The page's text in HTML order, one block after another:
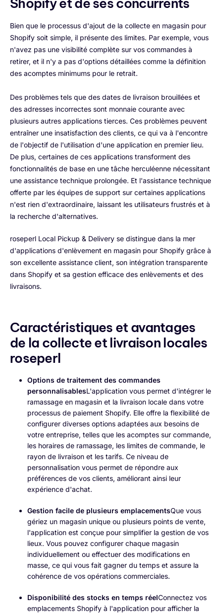
Bien que le processus d'ajout de la collecte en magasin pour
Shopify soit simple, il présente des limites. Par exemple, vous
n'avez pas une visibilité complète sur vos commandes à
retirer, et il n'y a pas d'options détaillées comme la définition
des acomptes minimums pour le retrait.
Des problèmes tels que des dates de livraison brouillées et
des adresses incorrectes sont monnaie courante avec
plusieurs autres applications tierces. Ces problèmes peuvent
entraîner une insatisfaction des clients, ce qui va à l'encontre
de l'objectif de l'utilisation d'une application en premier lieu.
De plus, certaines de ces applications transforment des
fonctionnalités de base en une tâche herculéenne nécessitant
une assistance technique prolongée. Et l'assistance technique
offerte par les équipes de support sur certaines applications
n'est rien d'extraordinaire, laissant les utilisateurs frustrés et à
la recherche d'alternatives.
roseperl Local Pickup & Delivery se distingue dans la mer
d'applications d'enlèvement en magasin pour Shopify grâce à
son excellente assistance client, son intégration transparente
dans Shopify et sa gestion efficace des enlèvements et des
livraisons.
Caractéristiques et avantages
de la collecte et livraison locales
roseperl
Options de traitement des commandes
personnalisablesL'application vous permet d'intégrer le
ramassage en magasin et la livraison locale dans votre
processus de paiement Shopify. Elle offre la flexibilité de
configurer diverses options adaptées aux besoins de
votre entreprise, telles que les acomptes sur commande,
les horaires de ramassage, les limites de commande, le
rayon de livraison et les tarifs. Ce niveau de
personnalisation vous permet de répondre aux
préférences de vos clients, améliorant ainsi leur
expérience d'achat.
Gestion facile de plusieurs emplacementsQue vous
gériez un magasin unique ou plusieurs points de vente,
l'application est conçue pour simplifier la gestion de vos
lieux. Vous pouvez configurer chaque magasin
individuellement ou effectuer des modifications en
masse, ce qui vous fait gagner du temps et assure la
cohérence de vos opérations commerciales.
Disponibilité des stocks en temps réelConnectez vos
emplacements Shopify à l'application pour afficher la